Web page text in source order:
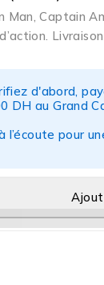
Man, Captain
d'abord,
DH au Grand
pour